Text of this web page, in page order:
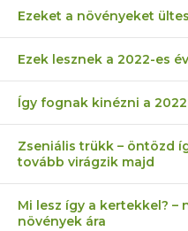
Ezeket a növényeket
Ezek lesznek a 2022-es
Így fognak kinézni a
Zseniális trükk – öntözd
tovább virágzik majd
Mi lesz így a kertekkel? –
növények ára